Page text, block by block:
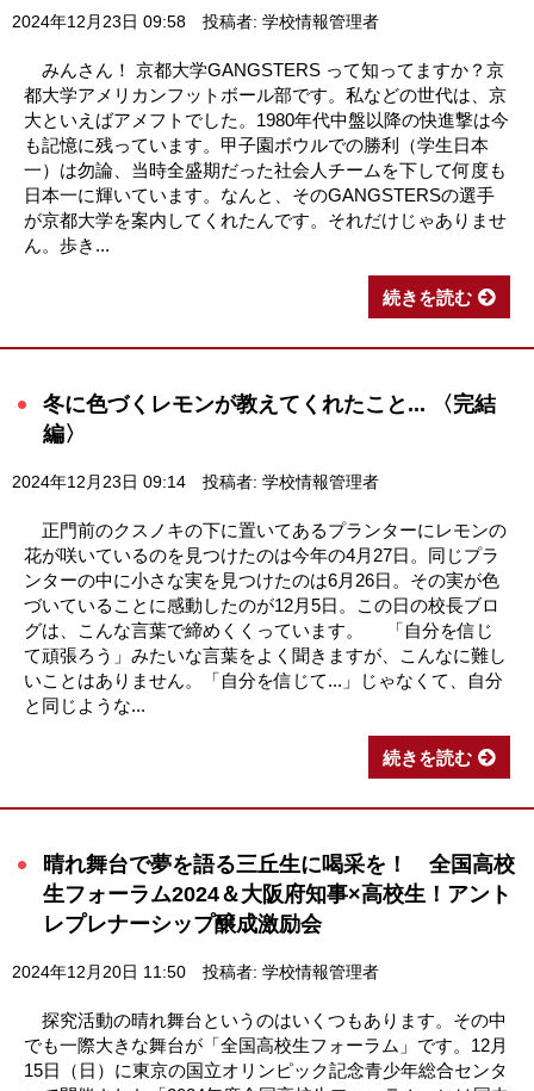
2024年12月23日 09:58 投稿者: 学校情報管理者
みんさん！ 京都大学GANGSTERS って知ってますか？京
都大学アメリカンフットボール部です。私などの世代は、京
大といえばアメフトでした。1980年代中盤以降の快進撃は今
も記憶に残っています。甲子園ボウルでの勝利（学生日本
一）は勿論、当時全盛期だった社会人チームを下して何度も
日本一に輝いています。なんと、そのGANGSTERSの選手
が京都大学を案内してくれたんです。それだけじゃありませ
ん。歩き...
続きを読む
冬に色づくレモンが教えてくれたこと... 〈完結
編〉
2024年12月23日 09:14 投稿者: 学校情報管理者
正門前のクスノキの下に置いてあるプランターにレモンの
花が咲いているのを見つけたのは今年の4月27日。同じプラ
ンターの中に小さな実を見つけたのは6月26日。その実が色
づいていることに感動したのが12月5日。この日の校長ブロ
グは、こんな言葉で締めくくっています。 「自分を信じ
て頑張ろう」みたいな言葉をよく聞きますが、こんなに難し
いことはありません。「自分を信じて...」じゃなくて、自分
と同じような...
続きを読む
晴れ舞台で夢を語る三丘生に喝采を！ 全国高校
生フォーラム2024＆大阪府知事×高校生！アント
レプレナーシップ醸成激励会
2024年12月20日 11:50 投稿者: 学校情報管理者
探究活動の晴れ舞台というのはいくつもあります。その中
でも一際大きな舞台が「全国高校生フォーラム」です。12月
15日（日）に東京の国立オリンピック記念青少年総合センタ